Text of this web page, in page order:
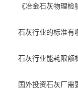
《冶金石灰物理检
石灰行业的标准有
石灰行业能耗限额
国外投资石灰厂需